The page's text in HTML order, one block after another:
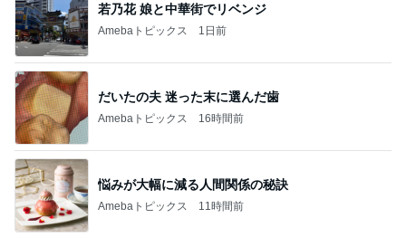
若乃花 娘と中華街でリベンジ
Amebaトピックス 1日前
だいたの夫 迷った末に選んだ歯
Amebaトピックス 16時間前
悩みが大幅に減る人間関係の秘訣
Amebaトピックス 11時間前